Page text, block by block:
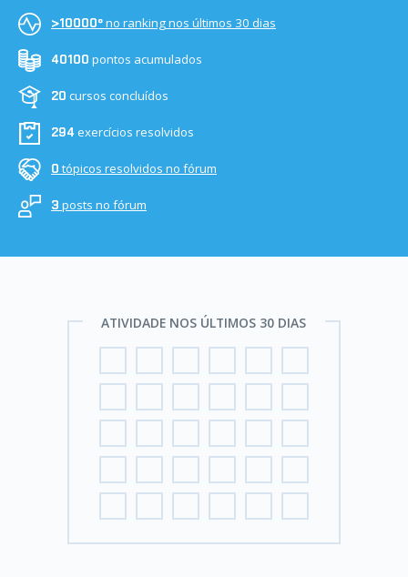
>10000ºno ranking nos últimos 30 dias
40100 pontos acumulados
20 cursos concluídos
294exercícios resolvidos
0 tópicos resolvidos no fórum
3 posts no fórum
ATIVIDADE NOS ÚLTIMOS 30 DIAS